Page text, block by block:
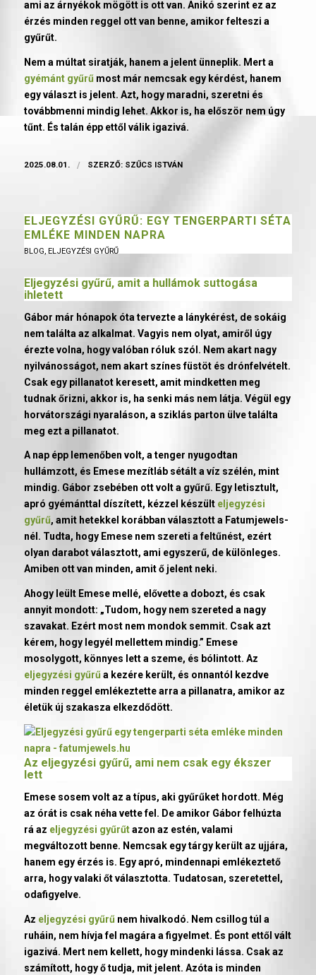
ami az árnyékok mögött is ott van. Anikó szerint ez az
érzés minden reggel ott van benne, amikor felteszi a
gyűrűt.
Nem a múltat siratják, hanem a jelent ünneplik. Mert a
gyémánt gyűrűmost már nemcsak egy kérdést, hanem
egy választ is jelent. Azt, hogy maradni, szeretni és
továbbmenni mindig lehet. Akkor is, ha először nem úgy
tűnt. És talán épp ettől válik igazivá.
2025.08.01. / SZERZŐ: SZŰCS ISTVÁN
ELJEGYZÉSI GYŰRŰ: EGY TENGERPARTI SÉTA
EMLÉKE MINDEN NAPRA
BLOG, ELJEGYZÉSI GYŰRŰ
Eljegyzési gyűrű, amit a hullámok suttogása
ihletett
Gábor már hónapok óta tervezte a lánykérést, de sokáig
nem találta az alkalmat. Vagyis nem olyat, amiről úgy
érezte volna, hogy valóban róluk szól. Nem akart nagy
nyilvánosságot, nem akart színes füstöt és drónfelvételt.
Csak egy pillanatot keresett, amit mindketten meg
tudnak őrizni, akkor is, ha senki más nem látja. Végül egy
horvátországi nyaraláson, a sziklás parton ülve találta
meg ezt a pillanatot.
A nap épp lemenőben volt, a tenger nyugodtan
hullámzott, és Emese mezítláb sétált a víz szélén, mint
mindig. Gábor zsebében ott volt a gyűrű. Egy letisztult,
apró gyémánttal díszített, kézzel készült eljegyzési
gyűrű, amit hetekkel korábban választott a Fatumjewels-
nél. Tudta, hogy Emese nem szereti a feltűnést, ezért
olyan darabot választott, ami egyszerű, de különleges.
Amiben ott van minden, amit ő jelent neki.
Ahogy leült Emese mellé, elővette a dobozt, és csak
annyit mondott: „Tudom, hogy nem szereted a nagy
szavakat. Ezért most nem mondok semmit. Csak azt
kérem, hogy legyél mellettem mindig.” Emese
mosolygott, könnyes lett a szeme, és bólintott. Az
eljegyzési gyűrűa kezére került, és onnantól kezdve
minden reggel emlékeztette arra a pillanatra, amikor az
életük új szakasza elkezdődött.
Az eljegyzési gyűrű, ami nem csak egy ékszer
lett
Emese sosem volt az a típus, aki gyűrűket hordott. Még
az órát is csak néha vette fel. De amikor Gábor felhúzta
rá az eljegyzési gyűrűtazon az estén, valami
megváltozott benne. Nemcsak egy tárgy került az ujjára,
hanem egy érzés is. Egy apró, mindennapi emlékeztető
arra, hogy valaki őt választotta. Tudatosan, szeretettel,
odafigyelve.
Az eljegyzési gyűrűnem hivalkodó. Nem csillog túl a
ruháin, nem hívja fel magára a figyelmet. És pont ettől vált
igazivá. Mert nem kellett, hogy mindenki lássa. Csak az
számított, hogy ő tudja, mit jelent. Azóta is minden